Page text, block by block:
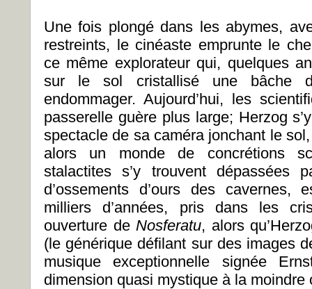
Une fois plongé dans les abymes,
restreints, le cinéaste emprunte le
ce même explorateur qui, quelques
sur le sol cristallisé une bâche
endommager. Aujourd’hui, les
passerelle guère plus large; Herzog
spectacle de sa caméra jonchant le
alors un monde de concrétions
stalactites s’y trouvent dépassées
d’ossements d’ours des cavernes,
milliers d’années, pris dans les
ouverture deNosferatu, alors
(le générique défilant sur des images
musique exceptionnelle signée
dimension quasi mystique à la moindre